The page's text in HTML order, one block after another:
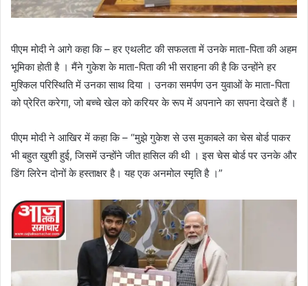
पीएम मोदी ने आगे कहा कि – हर एथलीट की सफलता में उनके माता-पिता की अहम
भूमिका होती है । मैंने गुकेश के माता-पिता की भी सराहना की है कि उन्होंने हर
मुश्किल परिस्थिति में उनका साथ दिया । उनका समर्पण उन युवाओं के माता-पिता
को प्रेरित करेगा, जो बच्चे खेल को करियर के रूप में अपनाने का सपना देखते हैं ।
पीएम मोदी ने आखिर में कहा कि – “मुझे गुकेश से उस मुकाबले का चेस बोर्ड पाकर
भी बहुत खुशी हुई, जिसमें उन्होंने जीत हासिल की थी । इस चेस बोर्ड पर उनके और
डिंग लिरेन दोनों के हस्ताक्षर है। यह एक अनमोल स्मृति है ।”